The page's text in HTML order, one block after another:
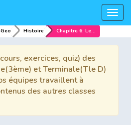
Histoire Chapitre 6: Les consÃ©quences de la traite nÃ©griÃ¨re en Afrique
exercices, quiz) des
et Terminale(Tle D)
équipes travaillent à
des autres classes